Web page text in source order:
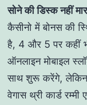
सोने की डिस्क नहीं
कैसीनो में बोनस की
है, 4 और 5 पर कहीं
ऑनलाइन मोबाइल
साथ शुरू करेंगे, लेकिन
वेगास थ्री कार्ड